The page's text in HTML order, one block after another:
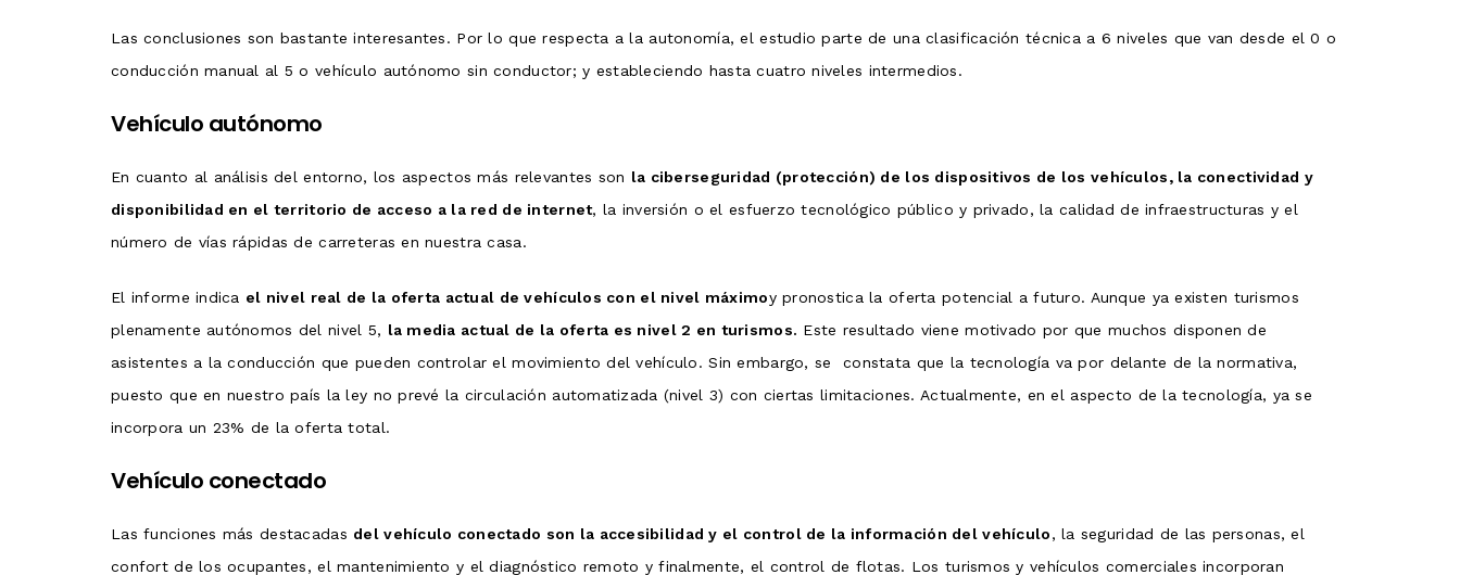
Las conclusiones son bastante interesantes. Por lo que respecta a la autonomía, el estudio parte de una clasificación técnica a 6 niveles que van desde el 0 o
conducción manual al 5 o vehículo autónomo sin conductor; y estableciendo hasta cuatro niveles intermedios.
Vehículo autónomo
En cuanto al análisis del entorno, los aspectos más relevantes son la ciberseguridad (protección) de los dispositivos de los vehículos, la conectividad y
disponibilidad en el territorio de acceso a la red de internet, la inversión o el esfuerzo tecnológico público y privado, la calidad de infraestructuras y el
número de vías rápidas de carreteras en nuestra casa.
El informe indica el nivel real de la oferta actual de vehículos con el nivel máximoy pronostica la oferta potencial a futuro. Aunque ya existen turismos
plenamente autónomos del nivel 5, la media actual de la oferta es nivel 2 en turismos. Este resultado viene motivado por que muchos disponen de
asistentes a la conducción que pueden controlar el movimiento del vehículo. Sin embargo, se constata que la tecnología va por delante de la normativa,
puesto que en nuestro país la ley no prevé la circulación automatizada (nivel 3) con ciertas limitaciones. Actualmente, en el aspecto de la tecnología, ya se
incorpora un 23% de la oferta total.
Vehículo conectado
Las funciones más destacadas del vehículo conectado son la accesibilidad y el control de la información del vehículo, la seguridad de las personas, el
confort de los ocupantes, el mantenimiento y el diagnóstico remoto y finalmente, el control de flotas. Los turismos y vehículos comerciales incorporan